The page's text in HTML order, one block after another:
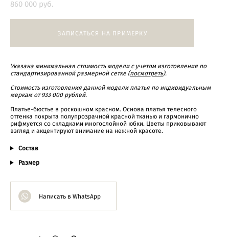
860 000 pуб.
ЗАПИСАТЬСЯ НА ПРИМЕРКУ
Указана минимальная стоимость модели с учетом изготовления по
стандартизированной размерной сетке (посмотреть).
Cтоимость изготовления данной модели платья по индивидуальным
меркам от 933 000 рублей.
Платье-бюстье в роскошном красном. Основа платья телесного
оттенка покрыта полупрозрачной красной тканью и гармонично
рифмуется со складками многослойной юбки. Цветы приковывают
взгляд и акцентируют внимание на нежной красоте.
Состав
Размер
Написать в WhatsApp